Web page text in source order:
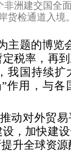
非洲建交国全
货检通道入境
主题的博览
税率，再
国持续扩
作用，与
动对外贸
，加快建
升全球资